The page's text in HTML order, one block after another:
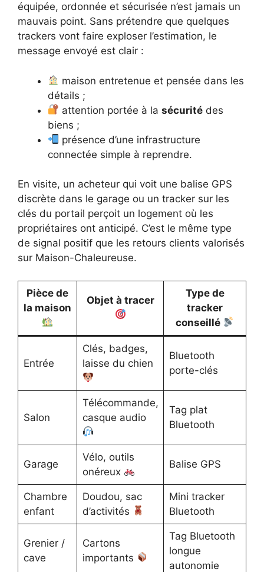
équipée, ordonnée et sécurisée n’est jamais un
mauvais point. Sans prétendre que quelques
trackers vont faire exploser l’estimation, le
message envoyé est clair :
maison entretenue et pensée dans les
détails ;
attention portée à lasécurité des
biens ;
présence d’une infrastructure
connectée simple à reprendre.
En visite, un acheteur qui voit une balise GPS
discrète dans le garage ou un tracker sur les
clés du portail perçoit un logement où les
propriétaires ont anticipé. C’est le même type
de signal positif que les retours clients valorisés
sur Maison-Chaleureuse.
Pièce de
la maison
Objet à tracer
Type de
tracker
conseillé
Entrée
Clés, badges,
laisse du chien
Bluetooth
porte-clés
Salon
Télécommande,
casque audio
Tag plat
Bluetooth
Garage
Vélo, outils
onéreux
Balise GPS
Chambre
enfant
Doudou, sac
d’activités
Mini tracker
Bluetooth
Grenier /
cave
Cartons
importants
Tag Bluetooth
longue
autonomie